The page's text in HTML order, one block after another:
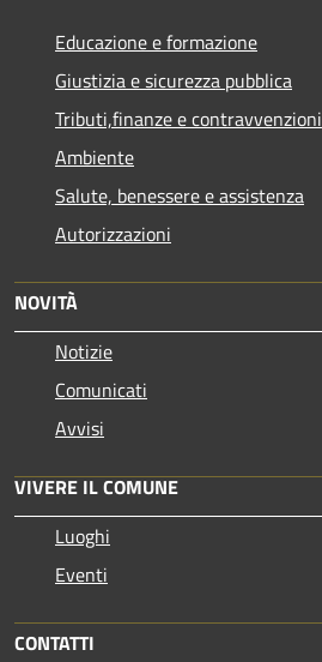
Educazione e formazione
Giustizia e sicurezza pubblica
Tributi,finanze e contravvenzioni
Ambiente
Salute, benessere e assistenza
Autorizzazioni
NOVITÀ
Notizie
Comunicati
Avvisi
VIVERE IL COMUNE
Luoghi
Eventi
CONTATTI